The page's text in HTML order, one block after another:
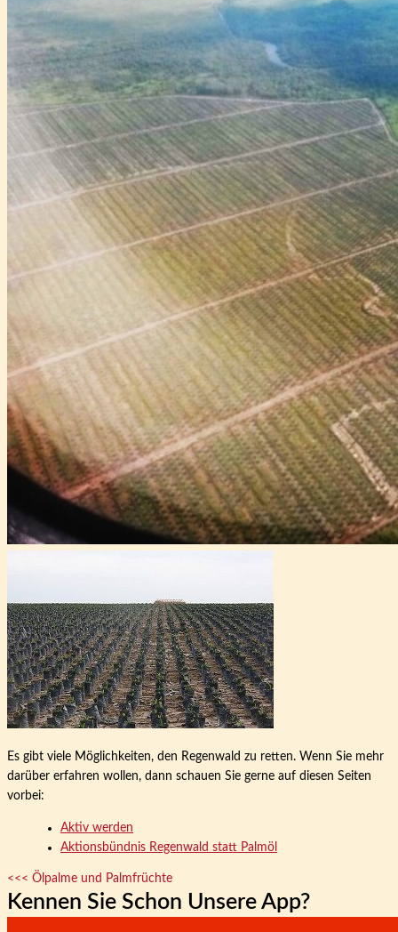
Es gibt viele Möglichkeiten, den Regenwald zu retten. Wenn Sie mehr
darüber erfahren wollen, dann schauen Sie gerne auf diesen Seiten
vorbei:
Aktiv werden
Aktionsbündnis Regenwald statt Palmöl
<<< Ölpalme und Palmfrüchte
Kennen Sie Schon Unsere App?